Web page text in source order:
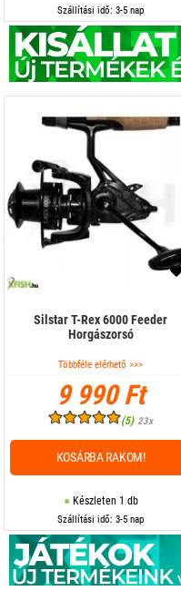
Szállítási idő: 3-5 nap
Silstar T-Rex 6000 Feeder
Horgászorsó
Többféle elérhető >>>
9 990 Ft
(5) 23x
Készleten 1 db
Szállítási idő: 3-5 nap
KOSÁRBA RAKOM!